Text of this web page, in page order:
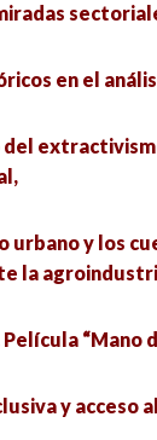
en el
del
urbano y los
la
“Mano
y acceso